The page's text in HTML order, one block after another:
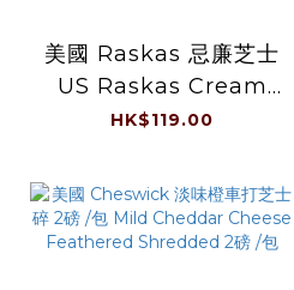
美國 Raskas 忌廉芝士
US Raskas Cream
Cheese 1.36公斤/件
HK$119.00